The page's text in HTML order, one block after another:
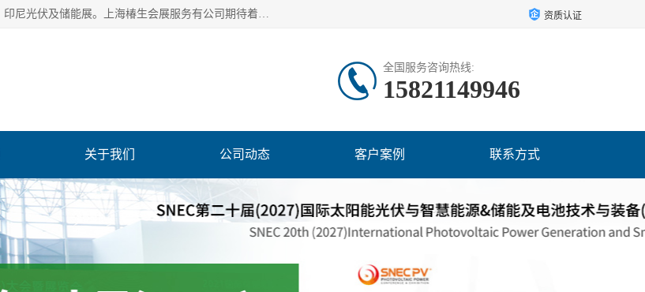
上海椿生会展服务有公司，上海SNEC光伏及储能展/墨西哥光伏及储能展、印尼光伏及储能展。上海椿生会展服务有公司期待着相关业者聚首我们的新能源平台，从产业的视野、以问题为导向，一起把脉中国、亚洲及世界太阳能光伏及储能市场。 资质认证
全国服务咨询热线:
15821149946
关于我们 公司动态 客户案例 联系方式